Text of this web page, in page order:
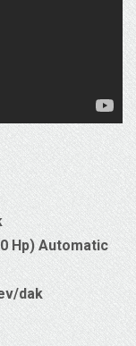
Hp) Automatic
dak